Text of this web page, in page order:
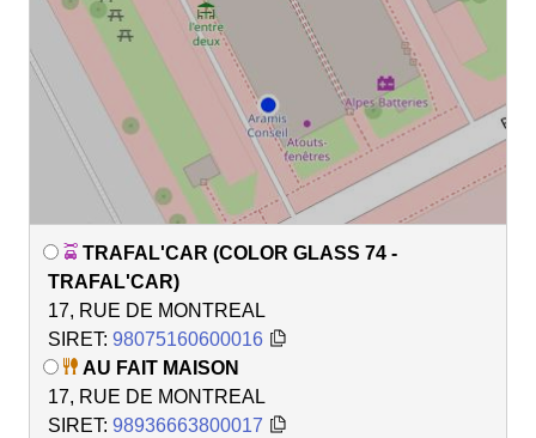
TRAFAL'CAR (COLOR GLASS 74 -
TRAFAL'CAR)
17, RUE DE MONTREAL
SIRET: 98075160600016
AU FAIT MAISON
17, RUE DE MONTREAL
SIRET: 98936663800017